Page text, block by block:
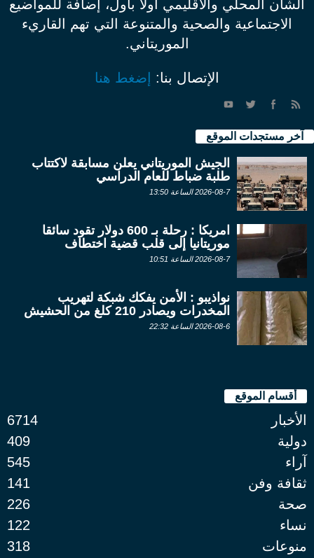
الشأن المحلي والاقليمي أولاً بأول، إضافة للمواضيع
الاجتماعية والصحية والمتنوعة التي تهم القاريء
الموريتاني.
الإتصال بنا: إضغط هنا
آخر مستجدات الموقع
الجيش الموريتاني يعلن مسابقة لاكتتاب
طلبة ضباط للعام الدراسي
2026-08-7 الساعة 13:50
امريكا : رحلة بـ 600 دولار تقود سائقا
موريتانيا إلى قلب قضية اختطاف
2026-08-7 الساعة 10:51
نواذيبو : الأمن يفكك شبكة لتهريب
المخدرات ويصادر 210 كلغ من الحشيش
2026-08-6 الساعة 22:32
أقسام الموقع
الأخبار
6714
دولية
409
آراء
545
ثقافة وفن
141
صحة
226
نساء
122
منوعات
318